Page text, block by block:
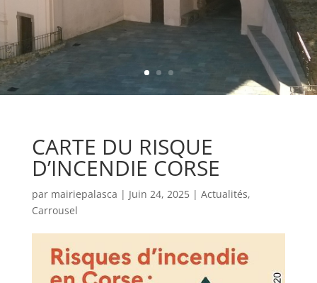
CARTE DU RISQUE
D’INCENDIE CORSE
par mairiepalasca | Juin 24, 2025| Actualités,
Carrousel